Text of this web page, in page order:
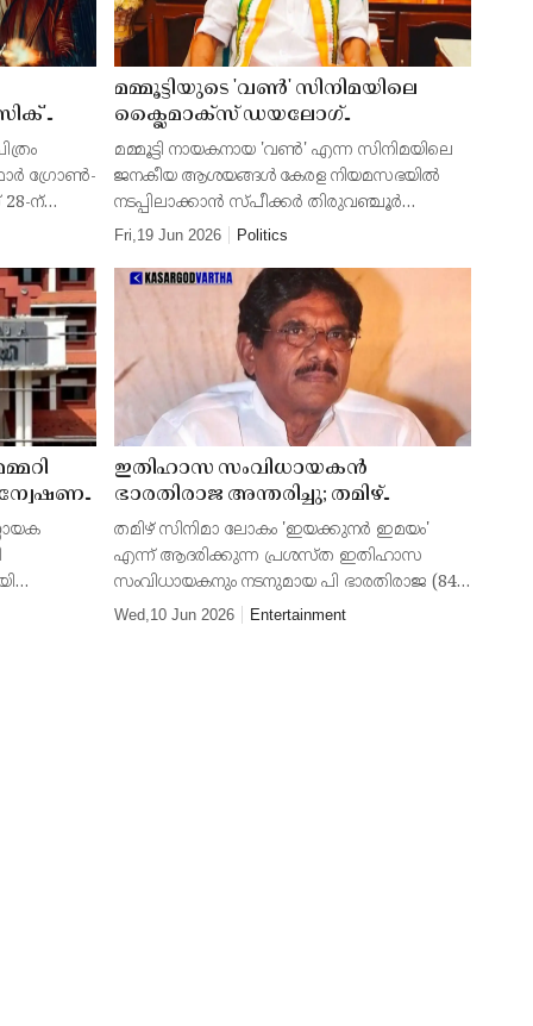
ഗ്രോൺ-
ന്
മമ്മൂട്ടിയുടെ 'വൺ' സിനിമയിലെ
ക്ലൈമാക്സ് ഡയലോഗ്
പ്രാവർത്തികമാക്കാൻ കേരള
നിയമസഭ; സൂചന നൽകി സ്പീക്കർ
തിരുവഞ്ചൂർ രാധാകൃഷ്ണൻ
മമ്മൂട്ടി നായകനായ 'വൺ' എന്ന സിനിമയിലെ
ജനകീയ ആശയങ്ങൾ കേരള നിയമസഭയിൽ
നടപ്പിലാക്കാൻ സ്പീക്കർ തിരുവഞ്ചൂർ
രാധാകൃഷ്ണന്റെ നീക്കം. തെരഞ്ഞെടുക്കപ്പെട്ട
നിയമസഭയിൽ നേരിട്ട്
Fri,19 Jun 2026 Politics
ഇതിഹാസ സംവിധായകൻ
ഭാരതിരാജ അന്തരിച്ചു; തമിഴ്
സിനിമയെ ഗ്രാമങ്ങളിലേക്ക്
ഇറക്കിക്കൊണ്ടുവന്ന അതുല്യ പ്രതിഭ
തമിഴ് സിനിമാ ലോകം 'ഇയക്കുനർ ഇമയം'
എന്ന് ആദരിക്കുന്ന പ്രശസ്ത ഇതിഹാസ
സംവിധായകനും നടനുമായ പി ഭാരതിരാജ (84)
അന്തരിച്ചു. വാർദ്ധക്യസഹജമായ
Wed,10 Jun 2026 Entertainment